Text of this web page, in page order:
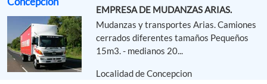
EMPRESA DE MUDANZAS ARIAS.
Mudanzas y transportes Arias. Camiones
cerrados diferentes tamaños Pequeños
15m3. - medianos 20...
Localidad de Concepcion